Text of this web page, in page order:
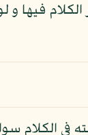
فيها و
في الكلام